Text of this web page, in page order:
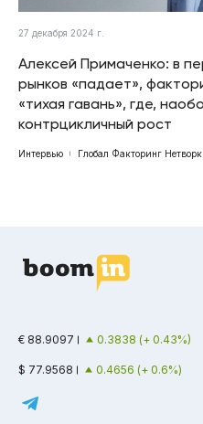
27 декабря 2024 г.
Алексей Примаченко: в
рынков «падает»,
«тихая гавань», где,
контрцикличный рост
Интервью Глобал Факторинг
€ 88.9097 0.3838 (+ 0.43%)
$ 77.9568 0.4656 (+ 0.6%)